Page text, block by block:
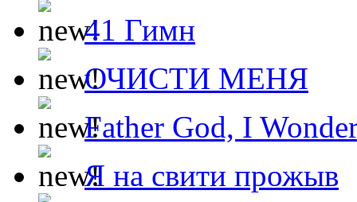
41 Гимн
ОЧИСТИ МЕНЯ
Father God, I
Я на свити прожыв